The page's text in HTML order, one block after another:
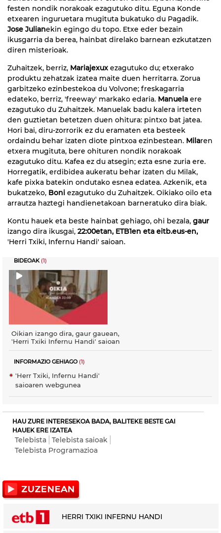
festen nondik norakoak ezagutuko ditu. Eguna Konde
etxearen inguruetara mugituta bukatuko du Pagadik.
Jose Julianekin egingo du topo. Etxe eder bezain
ikusgarria da berea, hainbat direlako barnean ezkutatzen
diren misterioak.
Zuhaitzek, berriz, Mariajexux ezagutuko du; etxerako
produktu zehatzak izatea maite duen herritarra. Zorua
garbitzeko ezinbestekoa du Volvone; freskagarria
edateko, berriz, 'freeway' markako edaria. Manuela ere
ezagutuko du Zuhaitzek. Manuelak badu kalera irteten
den guztietan betetzen duen ohitura: pintxo bat jatea.
Hori bai, diru-zorrorik ez du eramaten eta besteek
ordaindu behar izaten diote pintxoa ezinbestean. Milaren
etxera mugituta, bere ohituren nondik norakoak
ezagutuko ditu. Kafea ez du atsegin; ezta esne zuria ere.
Horregatik, erdibidea aukeratu behar izaten du Milak,
kafe pixka batekin ondutako esnea edatea. Azkenik, eta
bukatzeko, Boni ezagutuko du Zuhaitzek. Oikiako oilo eta
arrautza haztegi handienetakoan barneratuko dira biak.
Kontu hauek eta beste hainbat gehiago, ohi bezala, gaur
izango dira ikusgai, 22:00etan, ETB1en eta eitb.eus-en,
'Herri Txiki, Infernu Handi' saioan.
BIDEOAK (1)
Oikian izango dira, gaur gauean,
'Herri Txiki Infernu Handi' saioan
INFORMAZIO GEHIAGO(1)
'Herr Txiki, Infernu Handi'
saioaren webgunea
HAU ZURE INTERESEKOA BADA, BALITEKE BESTE GAI
HAUEK ERE IZATEA
Telebista
Telebista saioak
Telebista Programazioa
HERRI TXIKI INFERNU HANDI